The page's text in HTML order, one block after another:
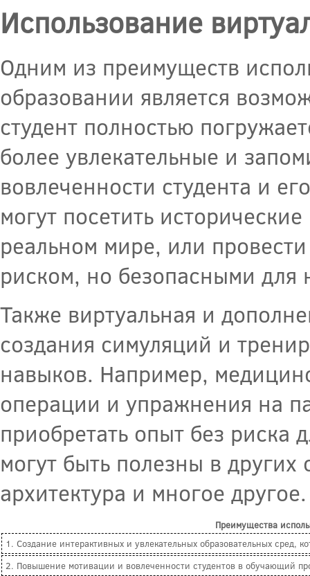
Использование
Одним из преимуществ
образовании является
студент полностью
более увлекательные и
вовлеченности студента и
могут посетить
реальном мире, или
риском, но безопасными для
Также виртуальная и
создания симуляций и
навыков. Например,
операции и упражнения на
приобретать опыт без риска
могут быть полезны в других
архитектура и многое другое.
Преимущества
1. Создание интерактивных и увлекательных образовательных
2. Повышение мотивации и вовлеченности студентов в обучающий